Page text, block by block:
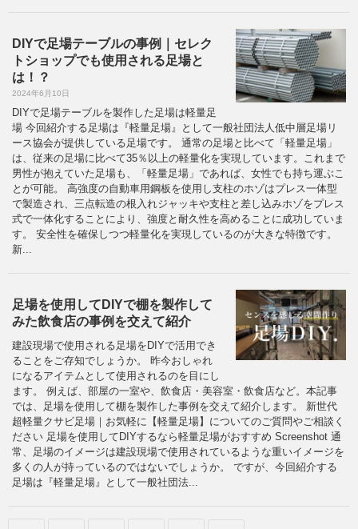
DIYで足場テーブルの事例｜セレク
トショップでも使用される足場と
は！？
2024年6月10日
DIYで足場テーブルを製作した足場は軽量足
場 今回紹介する足場は『軽量足場』として一般社団法人低中層足場リ
ース協会が提供している足場です。 通常の足場と比べて「軽量足場」
は、従来の足場に比べて35％以上の軽量化を実現しています。これまで
男性が抱えていた足場も、「軽量足場」であれば、女性でも持ち運ぶこ
とが可能。 高強度の自動車用鋼板を使用し支柱のホゾはプレス一体型
で製造され、三点転造の根入れジャッキや支柱と差し込みホゾをプレス
式で一体化することにより、強度と耐久性を高めることに成功していま
す。 安全性を確保しつつ軽量化を実現しているのが大きな特徴です。
新...
足場を使用してDIYで棚を製作して
みた飲食店の事例を交えて紹介
建設現場で使用される足場をDIYで活用でき
ることをご存知でしょうか。 昨今おしゃれ
になるアイテムとして使用されるのを目にし
ます。 例えば、部屋の一室や、飲食店・美容室・飲食店など。本記事
では、足場を使用して棚を製作した事例を交えて紹介します。 新世代
超軽量クサビ足場｜お気軽に【軽量足場】についてのご質問やご相談く
ださい 足場を使用してDIYするなら軽量足場がおすすめ Screenshot 通
常、足場のイメージは建設現場で使用されているような重いイメージを
多くの人が持っているのではないでしょうか。 ですが、今回紹介する
足場は『軽量足場』として一般社団法...